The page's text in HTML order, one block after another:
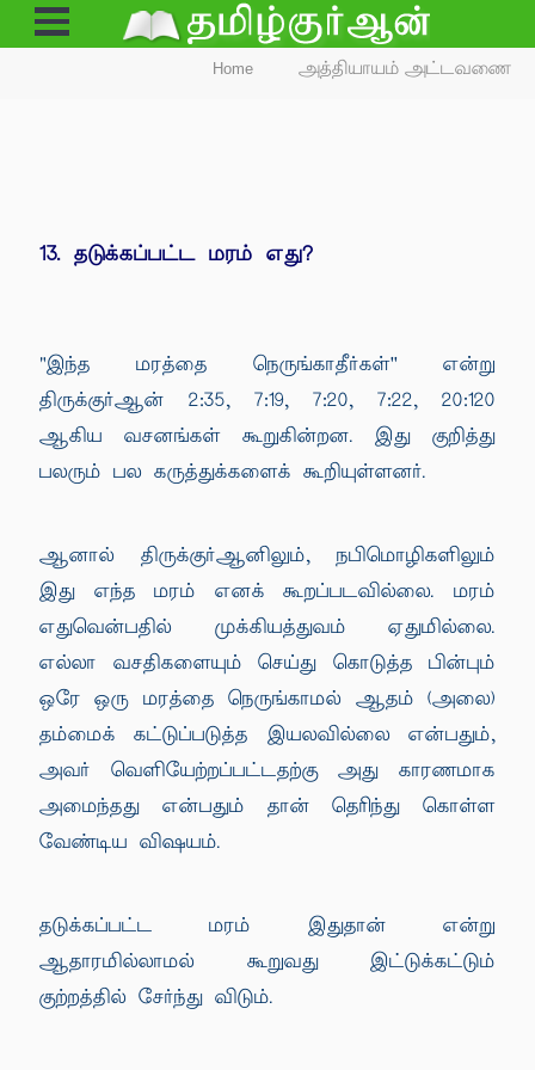
Open
Menu
Home அத்தியாயம் அட்டவணை
13. தடுக்கப்பட்ட மரம் எது?
"இந்த மரத்தை நெருங்காதீர்கள்'' என்று
திருக்குர்ஆன் 2:35, 7:19, 7:20, 7:22, 20:120
ஆகிய வசனங்கள் கூறுகின்றன. இது குறித்து
பலரும் பல கருத்துக்களைக் கூறியுள்ளனர்.
ஆனால் திருக்குர்ஆனிலும், நபிமொழிகளிலும்
இது எந்த மரம் எனக் கூறப்படவில்லை. மரம்
எதுவென்பதில் முக்கியத்துவம் ஏதுமில்லை.
எல்லா வசதிகளையும் செய்து கொடுத்த பின்பும்
ஒரே ஒரு மரத்தை நெருங்காமல் ஆதம் (அலை)
தம்மைக் கட்டுப்படுத்த இயலவில்லை என்பதும்,
அவர் வெளியேற்றப்பட்டதற்கு அது காரணமாக
அமைந்தது என்பதும் தான் தெரிந்து கொள்ள
வேண்டிய விஷயம்.
தடுக்கப்பட்ட மரம் இதுதான் என்று
ஆதாரமில்லாமல் கூறுவது இட்டுக்கட்டும்
குற்றத்தில் சேர்ந்து விடும்.